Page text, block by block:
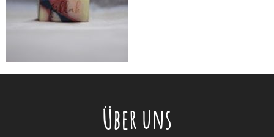
Über uns